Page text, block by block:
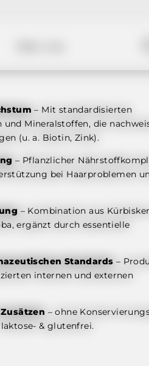
– Mit standardisierten
Mineralstoffen, die
(u. a. Biotin, Zink).
– Pflanzlicher
bei Haarproblemen
– Kombination aus
ergänzt durch essentielle
Standards –
internen und externen
– ohne
& glutenfrei.